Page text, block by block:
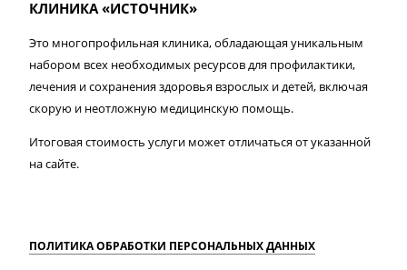
КЛИНИКА «ИСТОЧНИК»
Это многопрофильная клиника, обладающая уникальным
набором всех необходимых ресурсов для профилактики,
лечения и сохранения здоровья взрослых и детей, включая
скорую и неотложную медицинскую помощь.
Итоговая стоимость услуги может отличаться от указанной
на сайте.
ПОЛИТИКА ОБРАБОТКИ ПЕРСОНАЛЬНЫХ ДАННЫХ